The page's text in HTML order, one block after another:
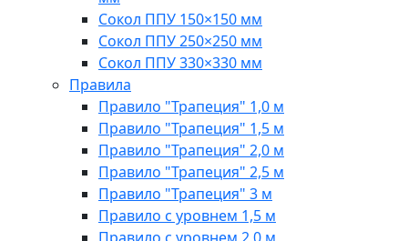
Сокол ППУ 150×150 мм
Сокол ППУ 250×250 мм
Сокол ППУ 330×330 мм
Правила
Правило "Трапеция" 1,0 м
Правило "Трапеция" 1,5 м
Правило "Трапеция" 2,0 м
Правило "Трапеция" 2,5 м
Правило "Трапеция" 3 м
Правило с уровнем 1,5 м